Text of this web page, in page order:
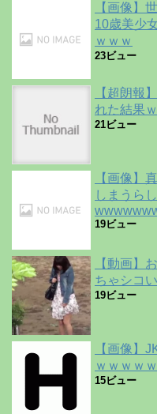
【画像】
10歳美少
ｗｗｗ
23ビュー
【超朗報
れた結果
21ビュー
【画像】
しまうら
19ビュー
【動画】
ちゃシコ
19ビュー
【画像】
ｗｗｗｗ
15ビュー